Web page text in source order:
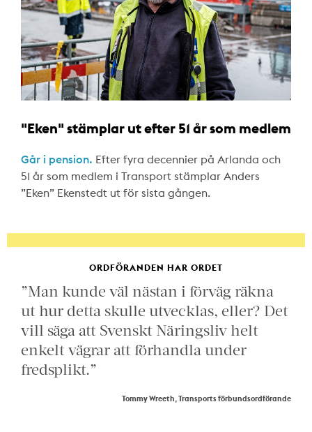
"Eken" stämplar ut efter 51 år som medlem
Går i pension. Efter fyra decennier på Arlanda och
51 år som medlem i Transport stämplar Anders
”Eken” Ekenstedt ut för sista gången.
ORDFÖRANDEN HAR ORDET
”Man kunde väl nästan i förväg räkna
ut hur detta skulle utvecklas, eller? Det
vill säga att Svenskt Näringsliv helt
enkelt vägrar att förhandla under
fredsplikt.”
Tommy Wreeth, Transports förbundsordförande